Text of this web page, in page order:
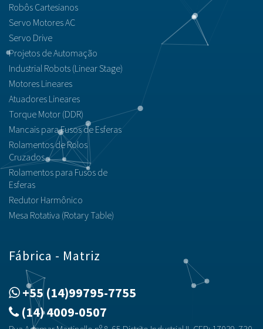
Robôs Cartesianos
Servo Motores AC
Servo Drive
Projetos de Automação
Industrial Robots (Linear Stage)
Motores Lineares
Atuadores Lineares
Torque Motor (DDR)
Mancais para Fusos de Esferas
Rolamentos de Rolos
Cruzados
Rolamentos para Fusos de
Esferas
Redutor Harmônico
Mesa Rotativa (Rotary Table)
Fábrica - Matriz
+55 (14)99795-7755
(14) 4009-0507